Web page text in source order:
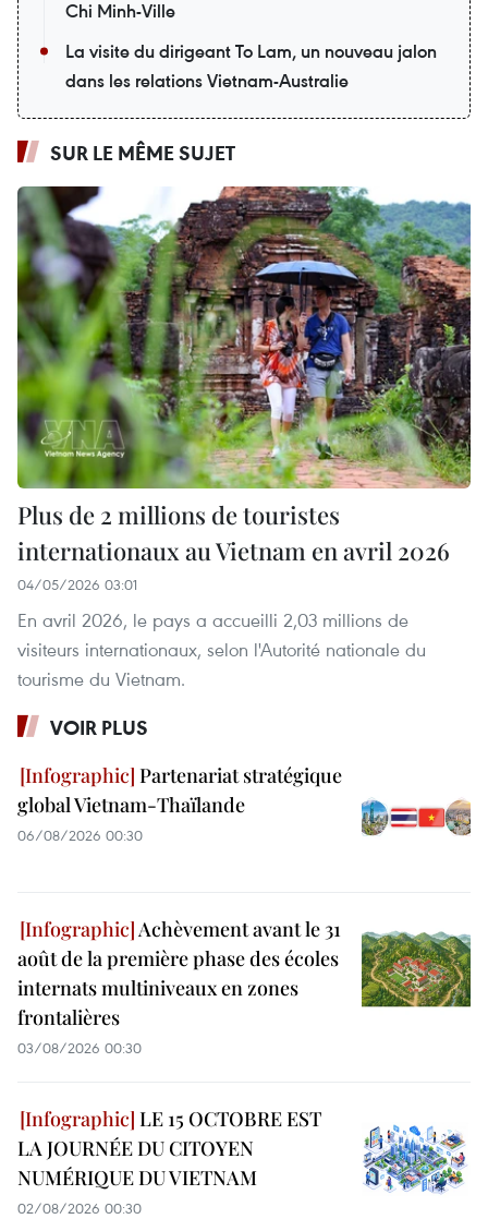
Chi Minh-Ville
La visite du dirigeant To Lam, un nouveau jalon
dans les relations Vietnam-Australie
SUR LE MÊME SUJET
Plus de 2 millions de touristes
internationaux au Vietnam en avril 2026
04/05/2026 03:01
En avril 2026, le pays a accueilli 2,03 millions de
visiteurs internationaux, selon l'Autorité nationale du
tourisme du Vietnam.
VOIR PLUS
Partenariat stratégique
global Vietnam-Thaïlande
06/08/2026 00:30
Achèvement avant le 31
août de la première phase des écoles
internats multiniveaux en zones
frontalières
03/08/2026 00:30
LE 15 OCTOBRE EST
LA JOURNÉE DU CITOYEN
NUMÉRIQUE DU VIETNAM
02/08/2026 00:30